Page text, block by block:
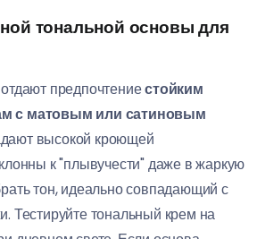
тональной основы для
предпочтениестойким
с матовым или сатиновым
высокой кроющей
к "плывучести" даже в жаркую
тон, идеально совпадающий с
Тестируйте тональный крем на